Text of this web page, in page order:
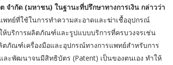
ำกัด (มหาชน) ในฐานะที่ปรึกษาทางการเงิน กล่าวว่า
พทย์ที่ใช้ในการทำความสะอาดและฆ่าเชื้ออุปกรณ์
ห้บริการผลิตภัณฑ์และรูปแบบบริการที่ครบวงจรเช่น
ภัณฑ์เครื่องมือและอุปกรณ์ทางการแพทย์สำหรับการ
ะพัฒนาจนมีสิทธิบัตร (Patent) เป็นของตนเอง ทำให้